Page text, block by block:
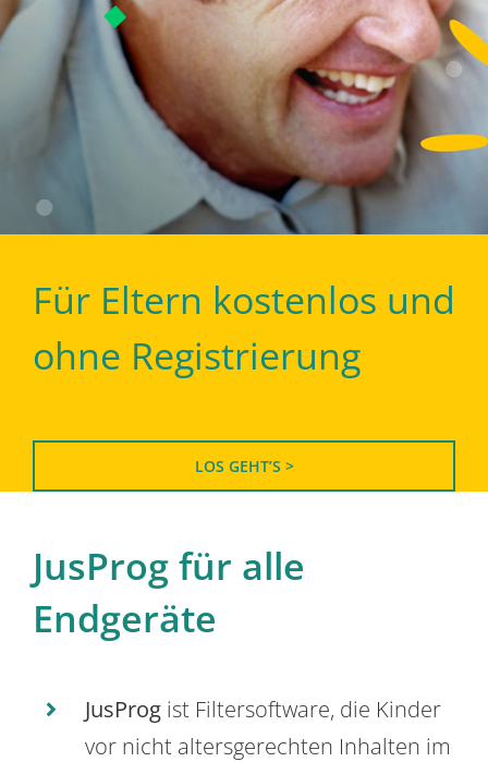
Für Eltern kostenlos und
ohne Registrierung
LOS GEHT’S >
JusProg für alle
Endgeräte
JusProg ist Filtersoftware, die Kinder
vor nicht altersgerechten Inhalten im